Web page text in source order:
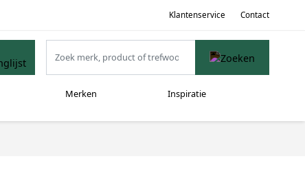
Klantenservice Contact
Merken Inspiratie